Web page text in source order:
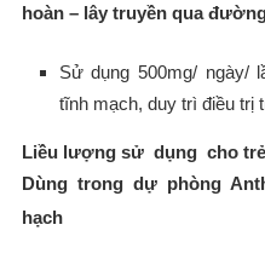
hoàn – lây truyền qua
Sử dụng 500mg/ ngày/
tĩnh mạch, duy trì điều trị
Liều lượng sử dụng cho
Dùng trong dự phòng
hạch